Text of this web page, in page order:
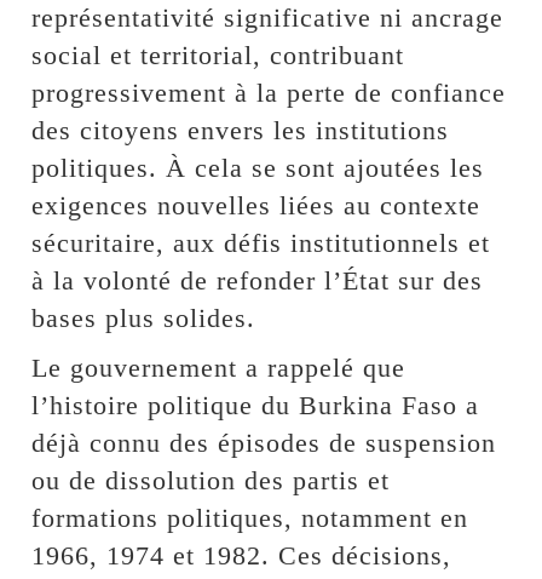
représentativité significative ni ancrage
social et territorial, contribuant
progressivement à la perte de confiance
des citoyens envers les institutions
politiques. À cela se sont ajoutées les
exigences nouvelles liées au contexte
sécuritaire, aux défis institutionnels et
à la volonté de refonder l’État sur des
bases plus solides.
Le gouvernement a rappelé que
l’histoire politique du Burkina Faso a
déjà connu des épisodes de suspension
ou de dissolution des partis et
formations politiques, notamment en
1966, 1974 et 1982. Ces décisions,